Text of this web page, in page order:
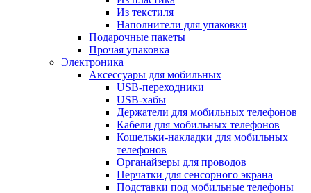
Из текстиля
Наполнители для упаковки
Подарочные пакеты
Прочая упаковка
Электроника
Аксессуары для мобильных
USB-переходники
USB-хабы
Держатели для мобильных телефонов
Кабели для мобильных телефонов
Кошельки-накладки для мобильных
телефонов
Органайзеры для проводов
Перчатки для сенсорного экрана
Подставки под мобильные телефоны